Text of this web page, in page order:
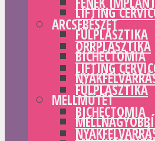
LIFTING
FÜLPLASZTIKA
BICHECTOMIA
MELLMŰTÉT
ARCSEBÉSZET
ORRPLASZTIKA
LIFTING
FÜLPLASZTIKA
BICHECTOMIA